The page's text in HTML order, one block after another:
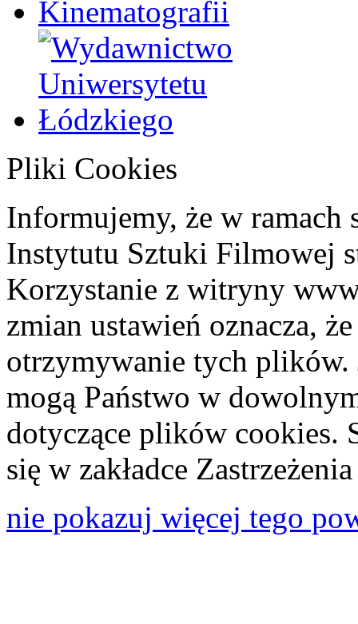
Pliki Cookies
Informujemy, że w ramach
Instytutu Sztuki Filmowej
Korzystanie z witryny
zmian ustawień oznacza,
otrzymywanie tych plików.
mogą Państwo w
dotyczące plików cookies.
się w zakładce
nie pokazuj więcej tego